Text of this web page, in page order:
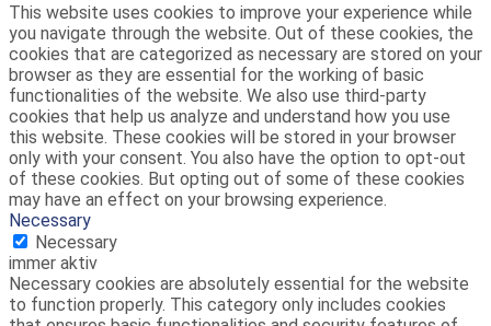
This website uses cookies to improve your experience while
you navigate through the website. Out of these cookies, the
cookies that are categorized as necessary are stored on your
browser as they are essential for the working of basic
functionalities of the website. We also use third-party
cookies that help us analyze and understand how you use
this website. These cookies will be stored in your browser
only with your consent. You also have the option to opt-out
of these cookies. But opting out of some of these cookies
may have an effect on your browsing experience.
Necessary
Necessary
immer aktiv
Necessary cookies are absolutely essential for the website
to function properly. This category only includes cookies